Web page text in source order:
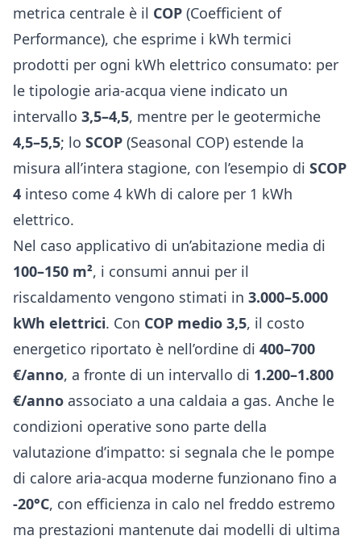
metrica centrale è il COP (Coefficient of
Performance), che esprime i kWh termici
prodotti per ogni kWh elettrico consumato: per
le tipologie aria-acqua viene indicato un
intervallo 3,5–4,5, mentre per le geotermiche
4,5–5,5; lo SCOP (Seasonal COP) estende la
misura all’intera stagione, con l’esempio di SCOP
4 inteso come 4 kWh di calore per 1 kWh
elettrico.
Nel caso applicativo di un’abitazione media di
100–150 m², i consumi annui per il
riscaldamento vengono stimati in 3.000–5.000
kWh elettrici. Con COP medio 3,5, il costo
energetico riportato è nell’ordine di 400–700
€/anno, a fronte di un intervallo di 1.200–1.800
€/anno associato a una caldaia a gas. Anche le
condizioni operative sono parte della
valutazione d’impatto: si segnala che le pompe
di calore aria-acqua moderne funzionano fino a
-20°C, con efficienza in calo nel freddo estremo
ma prestazioni mantenute dai modelli di ultima